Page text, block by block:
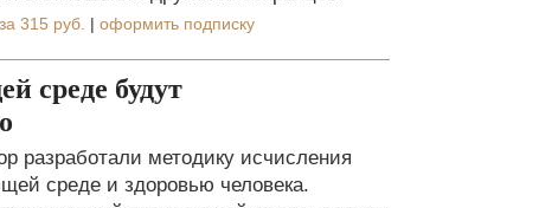
315 руб. | оформить подписку
среде будут
разработали методику исчисления
среде и здоровью человека.